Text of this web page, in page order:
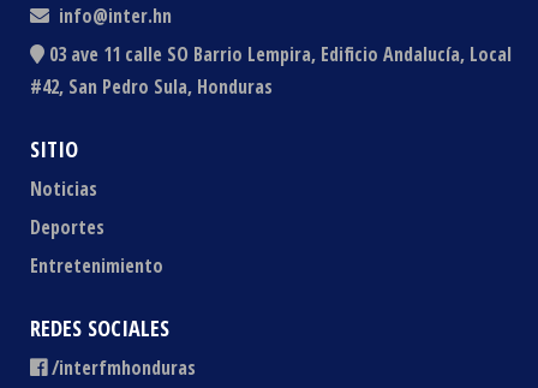
info@inter.hn
03 ave 11 calle SO Barrio Lempira, Edificio Andalucía, Local
#42, San Pedro Sula, Honduras
SITIO
Noticias
Deportes
Entretenimiento
REDES SOCIALES
/interfmhonduras